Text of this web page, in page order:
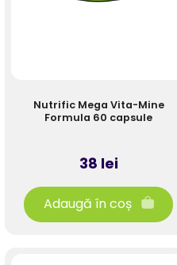
Nutrific Mega Vita-Mine
Formula 60 capsule
38 lei
Adaugă în coș